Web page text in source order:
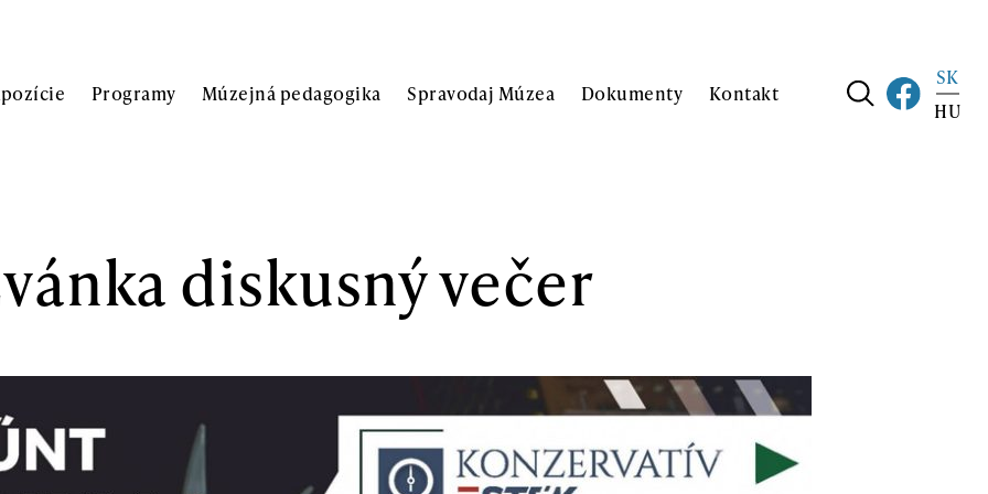
Programy Múzejná pedagogika Spravodaj Múzea Dokumenty Kontakt
SK
HU
diskusný večer